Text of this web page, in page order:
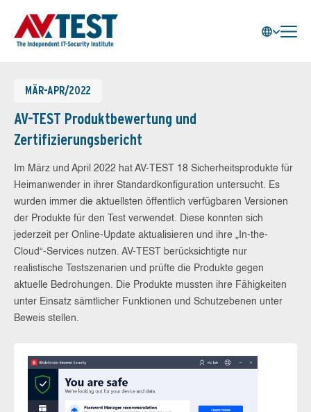
MÄR-APR/2022
AV-TEST Produktbewertung und
Zertifizierungsbericht
Im März und April 2022 hat AV-TEST 18 Sicherheitsprodukte für
Heimanwender in ihrer Standardkonfiguration untersucht. Es
wurden immer die aktuellsten öffentlich verfügbaren Versionen
der Produkte für den Test verwendet. Diese konnten sich
jederzeit per Online-Update aktualisieren und ihre „In-the-
Cloud“-Services nutzen. AV-TEST berücksichtigte nur
realistische Testszenarien und prüfte die Produkte gegen
aktuelle Bedrohungen. Die Produkte mussten ihre Fähigkeiten
unter Einsatz sämtlicher Funktionen und Schutzebenen unter
Beweis stellen.